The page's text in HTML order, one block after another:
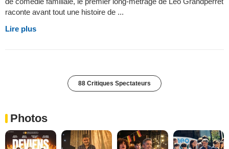
raconte avant tout une histoire de ...
Lire plus
88 Critiques Spectateurs
Photos